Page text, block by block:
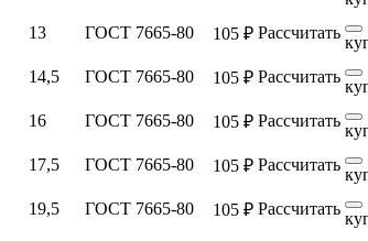
13 ГОСТ 7665-80 105 ₽ Рассчитать
14,5 ГОСТ 7665-80 105 ₽ Рассчитать
16 ГОСТ 7665-80 105 ₽ Рассчитать
17,5 ГОСТ 7665-80 105 ₽ Рассчитать
19,5 ГОСТ 7665-80 105 ₽ Рассчитать